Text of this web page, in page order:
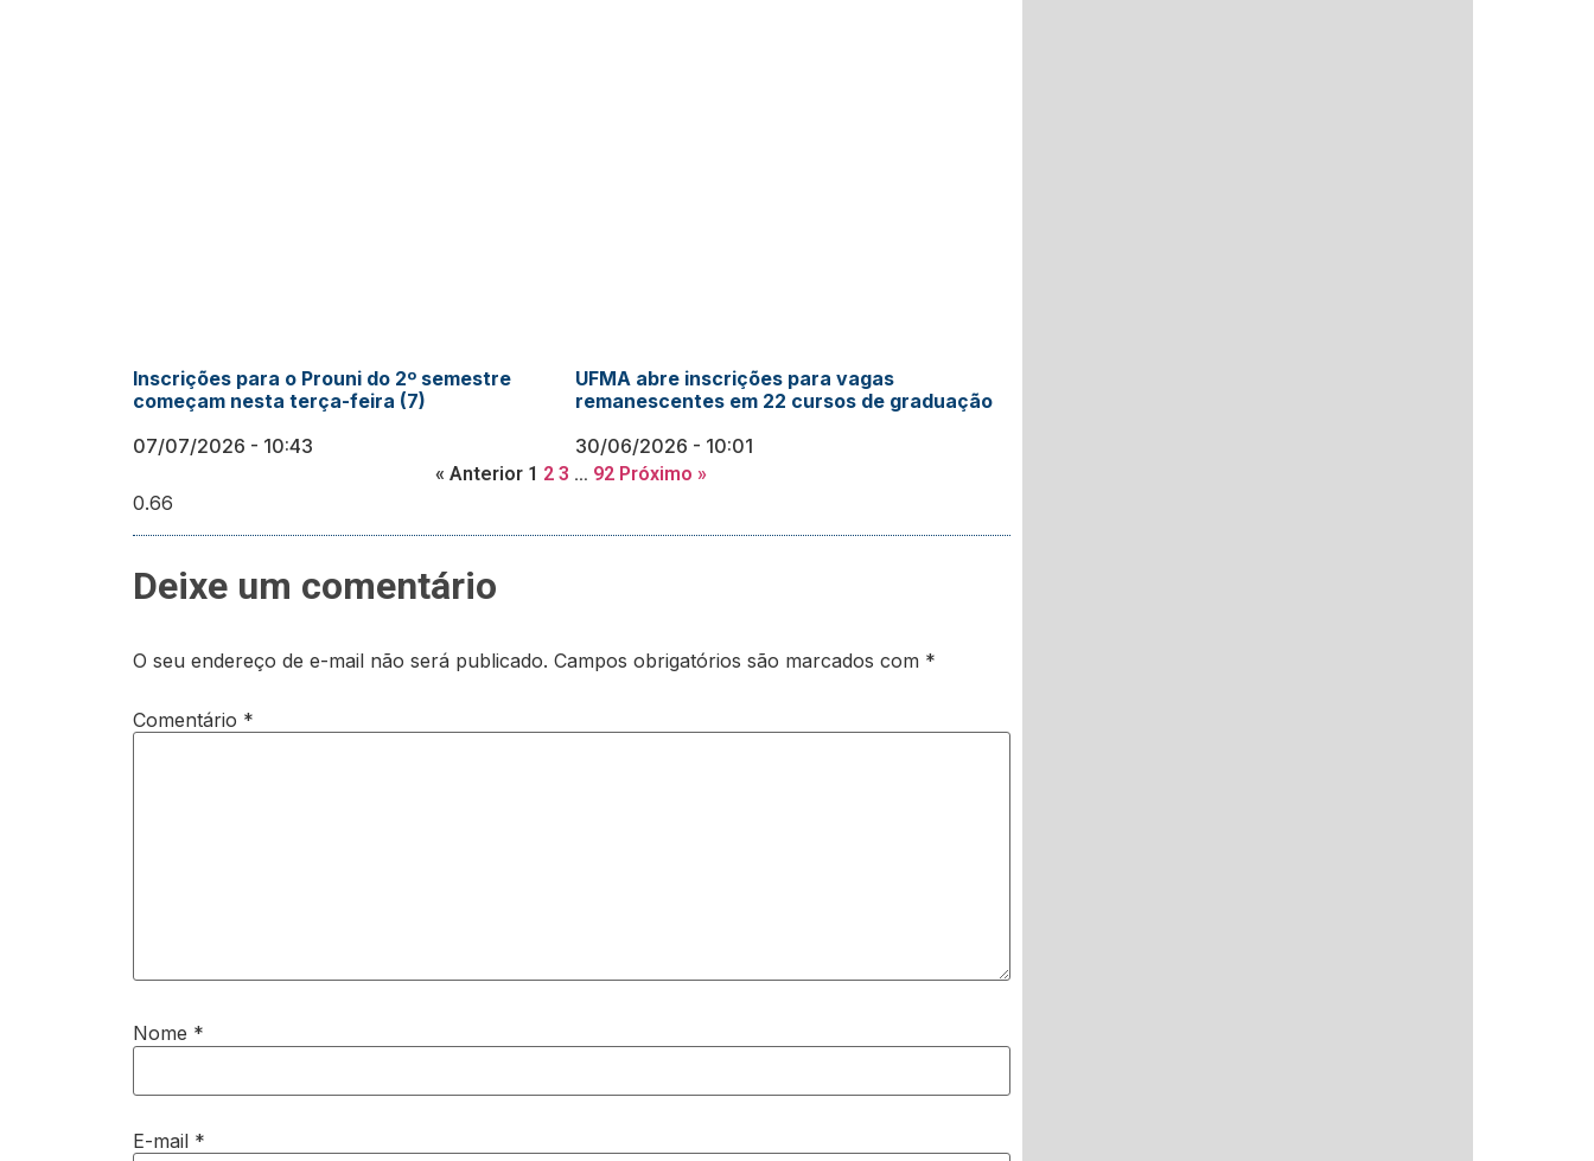
Inscrições para o Prouni do 2º semestre
começam nesta terça-feira (7)
07/07/2026
10:43
UFMA abre inscrições para vagas
remanescentes em 22 cursos de graduação
30/06/2026
10:01
« Anterior 1 2 3 … 92 Próximo »
Deixe um comentário
O seu endereço de e-mail não será publicado. Campos obrigatórios são marcados com *
Comentário *
Nome *
E-mail *